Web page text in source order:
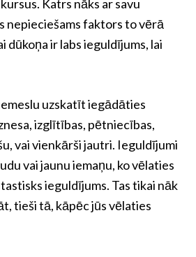
Katrs nāks ar savu
nepieciešams faktors to vērā
dūkoņa ir labs ieguldījums, lai
uzskatīt iegādāties
izglītības, pētniecības,
vai vienkārši jautri. Ieguldījumi
vai jaunu iemaņu, ko vēlaties
ieguldījums. Tas tikai nāk
tieši tā, kāpēc jūs vēlaties